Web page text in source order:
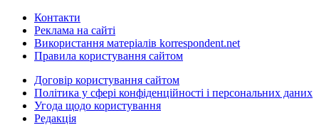
Контакти
Реклама на сайті
Використання матеріалів korrespondent.net
Правила користування сайтом
Договір користування сайтом
Політика у сфері конфіденційності і персональних даних
Угода щодо користування
Редакція